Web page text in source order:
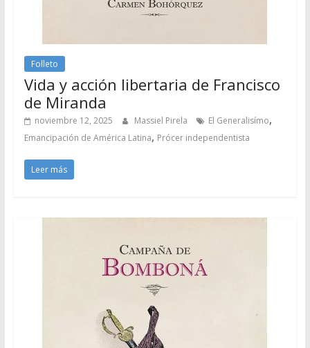
Folleto
Vida y acción libertaria de Francisco
de Miranda
noviembre 12, 2025 Massiel Pirela El Generalisímo,
Emancipación de América Latina, Prócer independentista
Leer más